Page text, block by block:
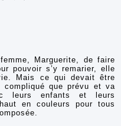
Marguerite, de faire
pouvoir s’y remarier, elle
Mais ce qui devait être
compliqué que prévu et va
leurs enfants et leurs
en couleurs pour tous